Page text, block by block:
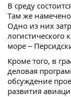
В среду
Там же
Одно из них
логистического
море –
Кроме того, в
деловая
обсуждение
развития